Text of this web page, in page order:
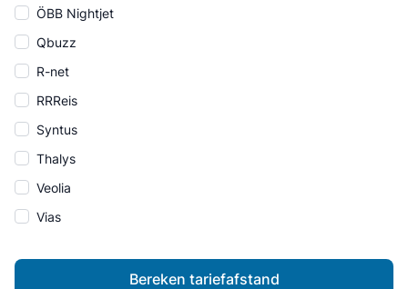
ÖBB Nightjet
Qbuzz
R-net
RRReis
Syntus
Thalys
Veolia
Vias
Bereken tariefafstand